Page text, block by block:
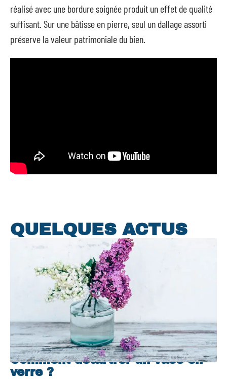
réalisé avec une bordure soignée produit un effet de qualité
suffisant. Sur une bâtisse en pierre, seul un dallage assorti
préserve la valeur patrimoniale du bien.
QUELQUES ACTUS
Comment détartrer un vase en
verre ?